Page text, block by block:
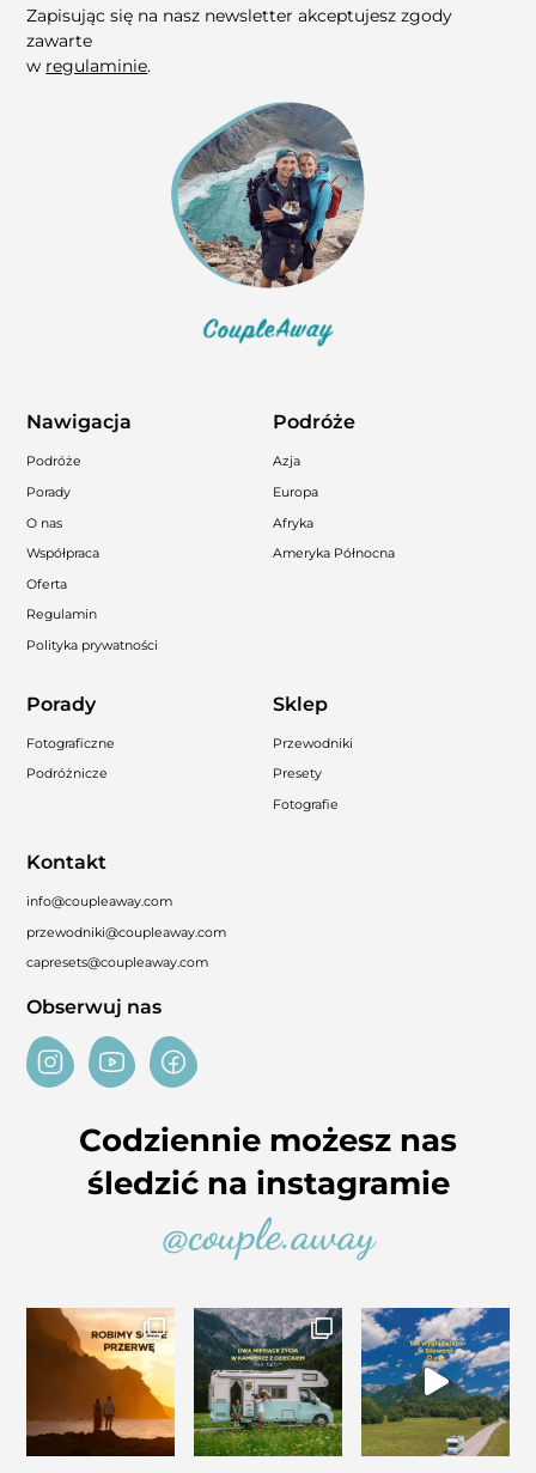
Zapisując się na nasz newsletter akceptujesz zgody
zawarte
w regulaminie.
Nawigacja
Podróże
Porady
O nas
Współpraca
Oferta
Regulamin
Polityka prywatności
Podróże
Azja
Europa
Afryka
Ameryka Północna
Porady
Fotograficzne
Podróżnicze
Sklep
Przewodniki
Presety
Fotografie
Kontakt
info@coupleaway.com
przewodniki@coupleaway.com
capresets@coupleaway.com
Obserwuj nas
Codziennie możesz nas
śledzić na instagramie
@couple.away